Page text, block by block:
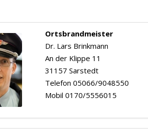
Ortsbrandmeister
Dr. Lars Brinkmann
An der Klippe 11
31157 Sarstedt
Telefon 05066/9048550
Mobil 0170/5556015